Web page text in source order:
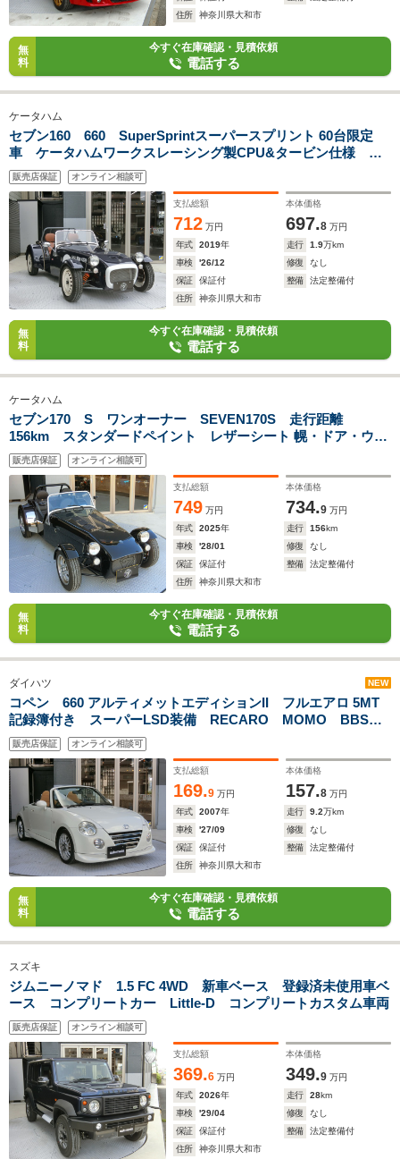
住所
神奈川県大和市
無
料
今すぐ在庫確認・見積依頼
電話する
ケータハム
セブン160 660 SuperSprintスーパースプリント 60台限定
車 ケータハムワークスレーシング製CPU&タービン仕様
96psチューンドエンジン LSD装備 1960年代レーシングエッ
センススペシャルモデル
販売店保証 オンライン相談可
支払総額
712 万円
本体価格
697.8 万円
年式
2019年 走行 1.9万km
車検
'26/12 修復
なし
保証
保証付 整備
法定整備付
住所
神奈川県大和市
無
料
今すぐ在庫確認・見積依頼
電話する
ケータハム
セブン170 S ワンオーナー SEVEN170S 走行距離
156km スタンダードペイント レザーシート 幌・ドア・ウィ
ンドスクリーン ヒーター 85HP
販売店保証 オンライン相談可
支払総額
749 万円
本体価格
734.9 万円
年式
2025年 走行 156km
車検
'28/01 修復
なし
保証
保証付 整備
法定整備付
住所
神奈川県大和市
無
料
今すぐ在庫確認・見積依頼
電話する
ダイハツ NEW
コペン 660 アルティメットエディションII フルエアロ 5MT
記録簿付き スーパーLSD装備 RECARO MOMO BBS
BILSTEIN
販売店保証 オンライン相談可
支払総額
169.9 万円
本体価格
157.8 万円
年式
2007年 走行 9.2万km
車検
'27/09 修復
なし
保証
保証付 整備
法定整備付
住所
神奈川県大和市
無
料
今すぐ在庫確認・見積依頼
電話する
スズキ
ジムニーノマド 1.5 FC 4WD 新車ベース 登録済未使用車ベ
ース コンプリートカー Little-D コンプリートカスタム車両
販売店保証 オンライン相談可
支払総額
369.6 万円
本体価格
349.9 万円
年式
2026年 走行 28km
車検
'29/04 修復
なし
保証
保証付 整備
法定整備付
住所
神奈川県大和市